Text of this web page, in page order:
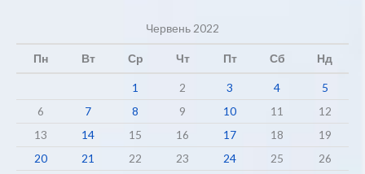
Червень 2022
Пн Вт Ср Чт Пт Сб Нд
1 2 3 4
5
6
7 8 9 10 11
12
13
14 15 16 17 18
19
20
21 22 23 24 25
26